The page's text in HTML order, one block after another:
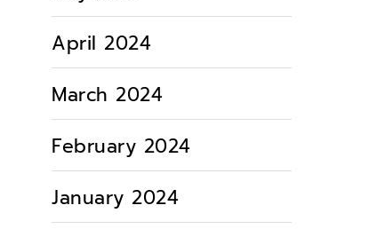
April 2024
March 2024
February 2024
January 2024